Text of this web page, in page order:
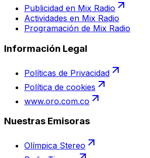
Publicidad en Mix Radio
Actividades en Mix Radio
Programación de Mix Radio
Información Legal
Políticas de Privacidad
Política de cookies
www.oro.com.co
Nuestras Emisoras
Olímpica Stereo